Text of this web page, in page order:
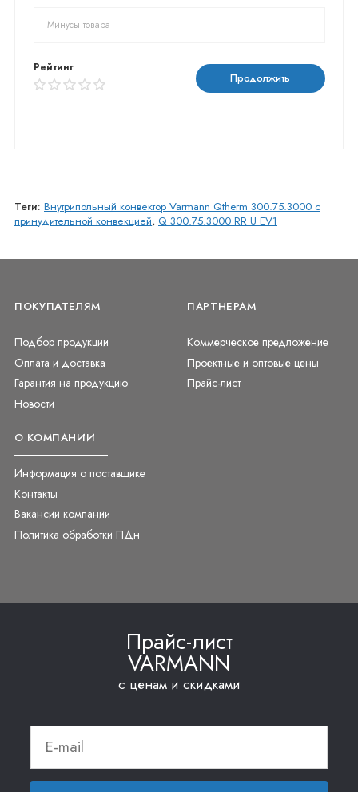
Рейтинг
Продолжить
Теги: Внутрипольный конвектор Varmann Qtherm 300.75.3000 с
принудительной конвекцией, Q 300.75.3000 RR U EV1
ПОКУПАТЕЛЯМ
Подбор продукции
Оплата и доставка
Гарантия на продукцию
Новости
ПАРТНЕРАМ
Коммерческое предложение
Проектные и оптовые цены
Прайс-лист
О КОМПАНИИ
Информация о поставщике
Контакты
Вакансии компании
Политика обработки ПДн
Прайс-лист
VARMANN
с ценам и скидками